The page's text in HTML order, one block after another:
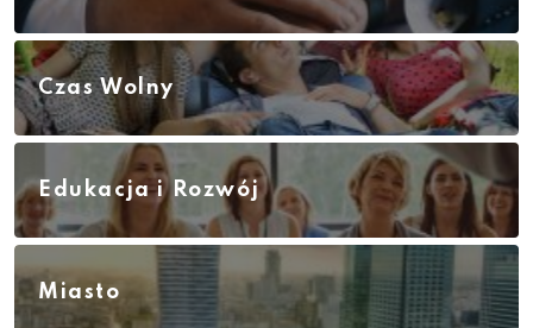
Czas Wolny
Edukacja i Rozwój
Miasto